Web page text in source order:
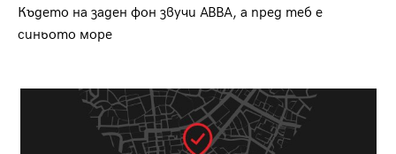
Където на заден фон звучи ABBA, а пред теб е
синьото море